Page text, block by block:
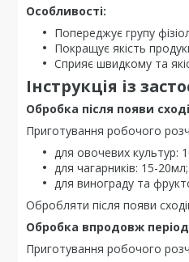
Особливості:
Попереджує групу
Покращує якість
Сприяє швидкому та
Інструкція із
Обробка після появи
Приготування робочого
для овочевих культур:
для чагарників: 15-20мл;
для винограду та
Обробляти після появи
Обробка впродовж
Приготування робочого